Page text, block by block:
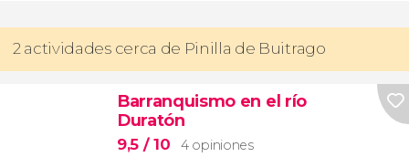
2 actividades cerca de Pinilla de Buitrago
Barranquismo en el río
Duratón
9,5 / 10
4 opiniones